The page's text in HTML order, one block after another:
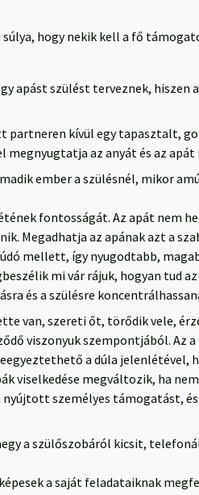
hogy nekik kell a fő
apást szülést terveznek,
partneren kívül egy tapasztalt,
megnyugtatja az anyát és az apát
ember a szülésnél, mikor
fontosságát. Az apát nem
Megadhatja az apának azt a
mellett, így nyugodtabb,
mi vár rájuk, hogyan tud
és a szülésre
van, szereti őt, törődik vele,
viszonyuk szempontjából. Az
a dúla
viselkedése megváltozik, ha
személyes támogatást,
a szülőszobáról kicsit,
a saját feladataiknak